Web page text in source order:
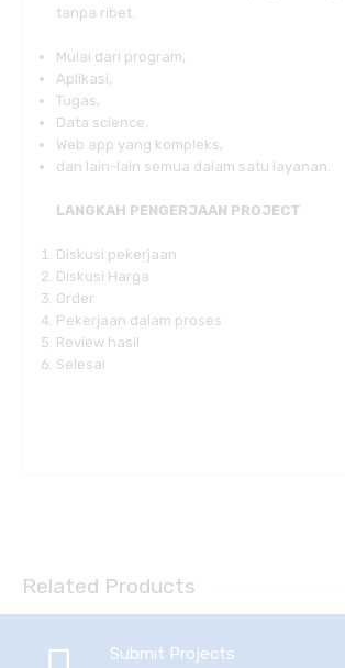
tanpa ribet.
Mulai dari program,
Aplikasi,
Tugas,
Data science,
Web app yang kompleks,
dan lain-lain semua dalam satu layanan.
LANGKAH PENGERJAAN PROJECT
Diskusi pekerjaan
Diskusi Harga
Order
Pekerjaan dalam proses
Review hasil
Selesai
Related Products
Submit Projects